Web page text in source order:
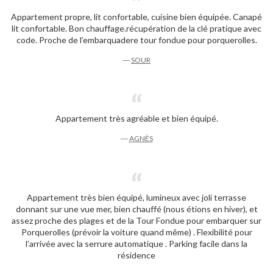
Appartement propre, lit confortable, cuisine bien équipée. Canapé
lit confortable. Bon chauffage.récupération de la clé pratique avec
code. Proche de l’embarquadere tour fondue pour porquerolles.
―SOUR
Appartement très agréable et bien équipé.
―AGNÈS
Appartement très bien équipé, lumineux avec joli terrasse
donnant sur une vue mer, bien chauffé (nous étions en hiver), et
assez proche des plages et de la Tour Fondue pour embarquer sur
Porquerolles (prévoir la voiture quand même) . Flexibilité pour
l’arrivée avec la serrure automatique . Parking facile dans la
résidence